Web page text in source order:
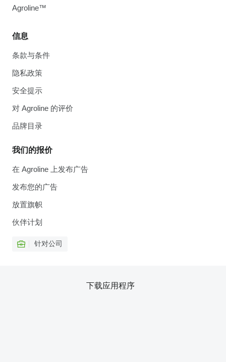
信息
条款与条件
隐私政策
安全提示
对 Agroline 的评价
品牌目录
我们的报价
在 Agroline 上发布广告
发布您的广告
放置旗帜
伙伴计划
针对公司
Agroline™
下载应用程序